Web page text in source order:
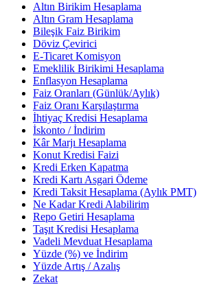
Altın Birikim Hesaplama
Altın Gram Hesaplama
Bileşik Faiz Birikim
Döviz Çevirici
E-Ticaret Komisyon
Emeklilik Birikimi Hesaplama
Enflasyon Hesaplama
Faiz Oranları (Günlük/Aylık)
Faiz Oranı Karşılaştırma
İhtiyaç Kredisi Hesaplama
İskonto / İndirim
Kâr Marjı Hesaplama
Konut Kredisi Faizi
Kredi Erken Kapatma
Kredi Kartı Asgari Ödeme
Kredi Taksit Hesaplama (Aylık PMT)
Ne Kadar Kredi Alabilirim
Repo Getiri Hesaplama
Taşıt Kredisi Hesaplama
Vadeli Mevduat Hesaplama
Yüzde (%) ve İndirim
Yüzde Artış / Azalış
Zekat